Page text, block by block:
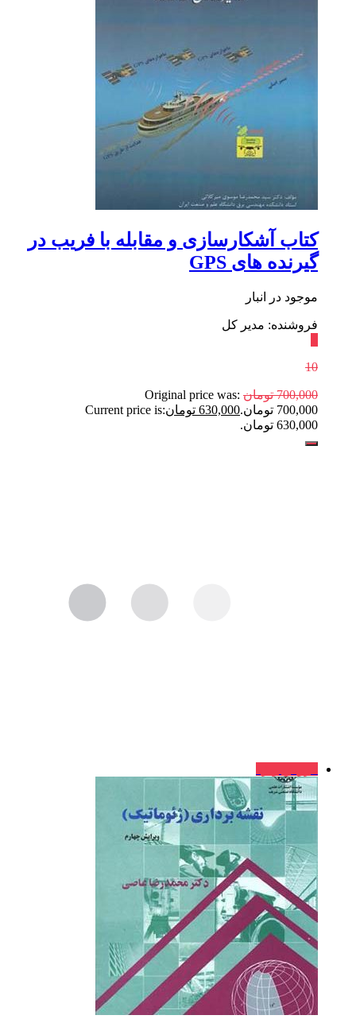
کتاب آشکارسازی و مقابله با فریب در
گیرنده های GPS
موجود در انبار
فروشنده: مدیر کل
10
700,000 تومان Original price was:
700,000 تومان.
630,000 تومانCurrent price is:
630,000 تومان.